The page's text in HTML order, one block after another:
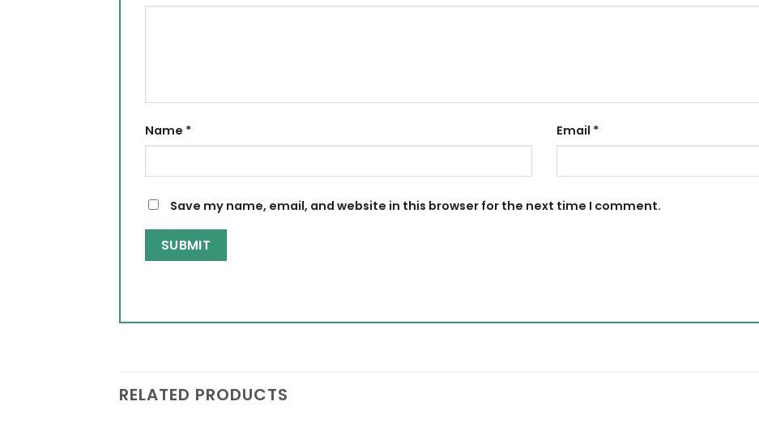
Name * Email *
Save my name, email, and website in this browser for the next time I comment.
RELATED PRODUCTS